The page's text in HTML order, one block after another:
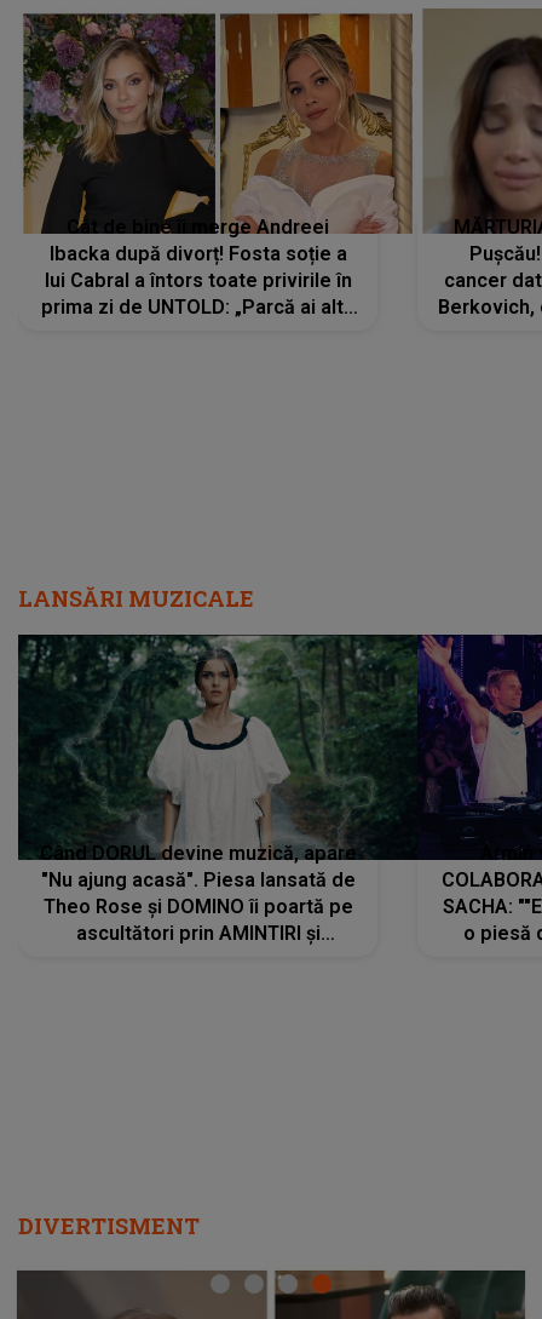
Cât de bine îi merge Andreei
Ibacka după divorț! Fosta soție a
lui Cabral a întors toate privirile în
prima zi de UNTOLD: „Parcă ai altă
cancer
Berkovich,
LANSĂRI MUZICALE
Când DORUL devine muzică, apare
"Nu ajung acasă". Piesa lansată de
Theo Rose și DOMINO îi poartă pe
ascultători prin AMINTIRI și
SACHA:
o piesă
DIVERTISMENT